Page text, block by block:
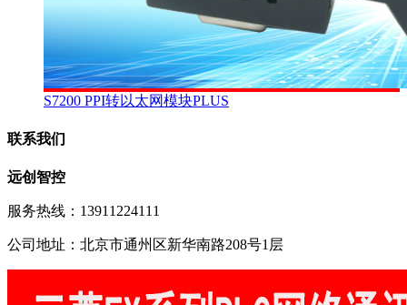
S7200 PPI转以太网模块PLUS
联系我们
远创智控
服务热线：13911224111
公司地址：北京市通州区新华南路208号1层